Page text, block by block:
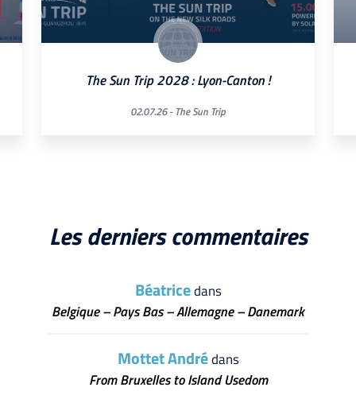
The Sun Trip 2028 : Lyon-Canton !
02.07.26 - The Sun Trip
Les derniers commentaires
Béatricedans
Belgique – Pays Bas – Allemagne – Danemark
Mottet Andrédans
From Bruxelles to Island Usedom